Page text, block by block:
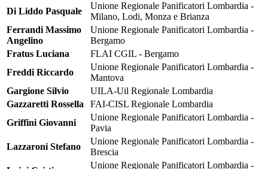
Di Liddo Pasquale
Unione Regionale Panificatori Lombardia -
Milano, Lodi, Monza e Brianza
Ferrandi Massimo
Angelino
Unione Regionale Panificatori Lombardia -
Bergamo
Fratus Luciana
FLAI CGIL - Bergamo
Freddi Riccardo
Unione Regionale Panificatori Lombardia -
Mantova
Gargione Silvio
UILA-Uil Regionale Lombardia
Gazzaretti Rossella
FAI-CISL Regionale Lombardia
Griffini Giovanni
Unione Regionale Panificatori Lombardia -
Pavia
Lazzaroni Stefano
Unione Regionale Panificatori Lombardia -
Brescia
Unione Regionale Panificatori Lombardia -